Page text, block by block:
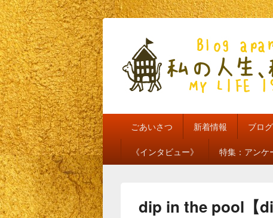
私の人生、私
メ
イ
ン
メ
ニ
ュ
ー
ごあいさつ 新着情報 ブロ
《インタビュー》 特集：アンケ
dip in the pool【